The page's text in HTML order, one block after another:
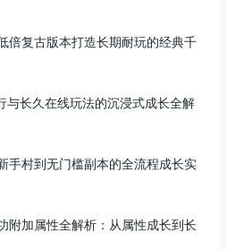
倍复古版本打造长期耐玩的经典千
与长久在线玩法的沉浸式成长全解
手村到无门槛副本的全流程成长实
附加属性全解析：从属性成长到长